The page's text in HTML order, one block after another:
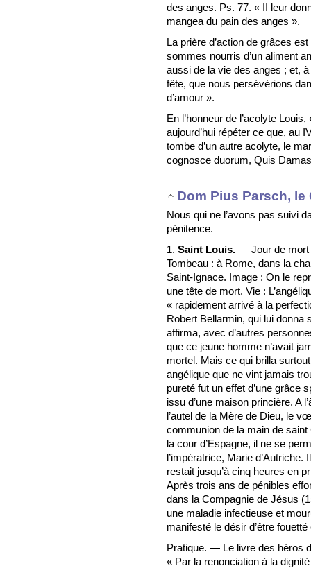
des anges. Ps. 77. « II leur
mangea du pain des anges ».
La prière d’action de grâces
sommes nourris d’un aliment
aussi de la vie des anges ; et,
fête, que nous persévérions
d’amour ».
En l’honneur de l’acolyte
aujourd’hui répéter ce que, au
tombe d’un autre acolyte, le
cognosce duorum, Quis
Dom Pius Parsch, le
Nous qui ne l’avons pas suivi
pénitence.
1. Saint Louis. — Jour de mort
Tombeau : à Rome, dans la
Saint-Ignace. Image : On le
une tête de mort. Vie :
« rapidement arrivé à la
Robert Bellarmin, qui lui donna
affirma, avec d’autres
que ce jeune homme n’avait
mortel. Mais ce qui brilla
angélique que ne vint jamais
pureté fut un effet d’une grâce
issu d’une maison princière. A
l’autel de la Mère de Dieu, le
communion de la main de
la cour d’Espagne, il ne se
l’impératrice, Marie
restait jusqu’à cinq heures en
Après trois ans de pénibles
dans la Compagnie de Jésus
une maladie infectieuse et
manifesté le désir d’être
Pratique. — Le livre des héros
« Par la renonciation à la